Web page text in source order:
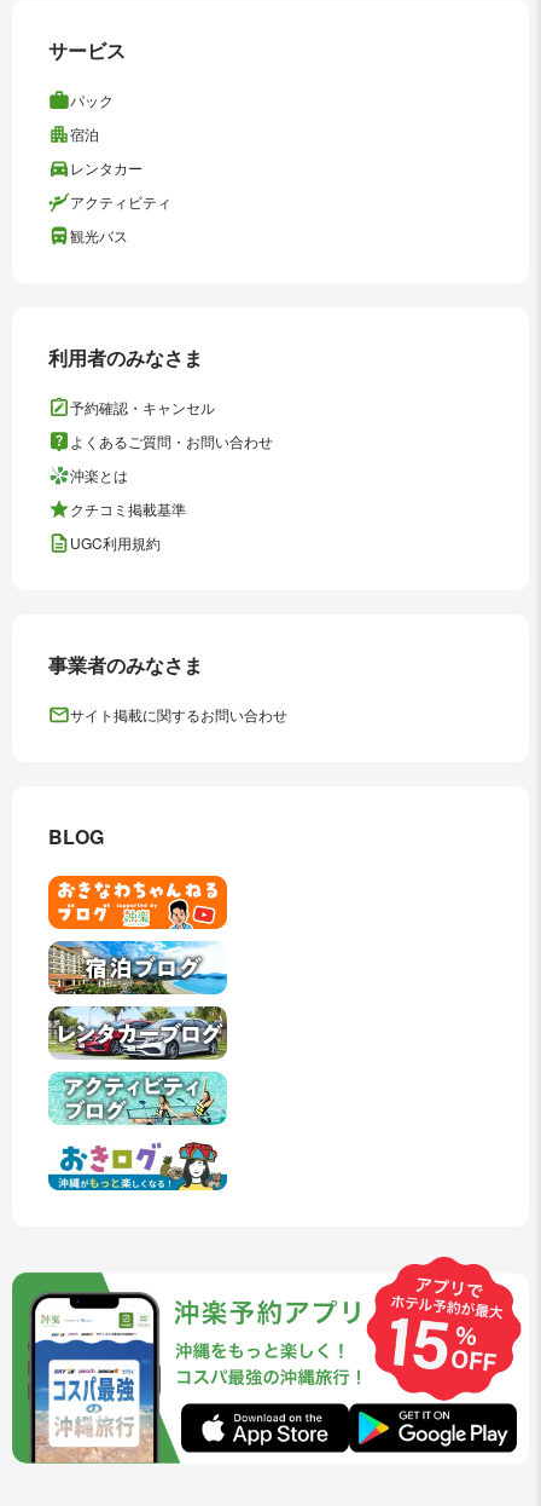
サービス
パック
宿泊
レンタカー
アクティビティ
観光バス
利用者のみなさま
予約確認・キャンセル
よくあるご質問・お問い合わせ
沖楽とは
クチコミ掲載基準
UGC利用規約
事業者のみなさま
サイト掲載に関するお問い合わせ
BLOG